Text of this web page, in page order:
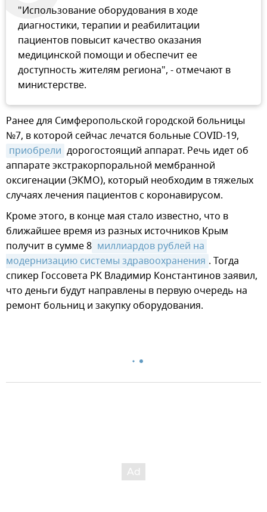
"Использование оборудования в ходе
диагностики, терапии и реабилитации
пациентов повысит качество оказания
медицинской помощи и обеспечит ее
доступность жителям региона", - отмечают в
министерстве.
Ранее для Симферопольской городской больницы
№7, в которой сейчас лечатся больные COVID-19,
приобрели дорогостоящий аппарат. Речь идет об
аппарате экстракорпоральной мембранной
оксигенации (ЭКМО), который необходим в тяжелых
случаях лечения пациентов с коронавирусом.
Кроме этого, в конце мая стало известно, что в
ближайшее время из разных источников Крым
получит в сумме 8 миллиардов рублей на
модернизацию системы здравоохранения . Тогда
спикер Госсовета РК Владимир Константинов заявил,
что деньги будут направлены в первую очередь на
ремонт больниц и закупку оборудования.